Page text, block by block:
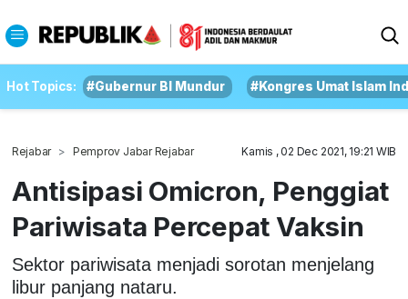
Hot Topics: #Gubernur BI Mundur #Kongres Umat Islam
Rejabar Pemprov Jabar Rejabar Kamis , 02 Dec 2021, 19:21 WIB
Antisipasi Omicron, Penggiat
Pariwisata Percepat Vaksin
Sektor pariwisata menjadi sorotan menjelang
libur panjang nataru.